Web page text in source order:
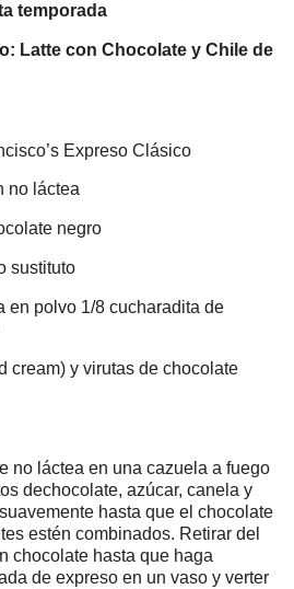
temporada
: Latte con Chocolate y Chile de
Expreso Clásico
no láctea
negro
sustituto
polvo 1/8 cucharadita de
cream) y virutas de chocolate
no láctea en una cazuela a fuego
dechocolate, azúcar, canela y
hasta que el chocolate
estén combinados. Retirar del
chocolate hasta que haga
de expreso en un vaso y verter